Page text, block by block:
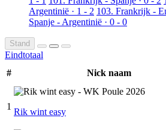
Argentinië · 1 - 2 103. Frankrijk -
Spanje - Argentinië · 0 - 0
Stand
Eindtotaal
#
Nick naam
1
Rik wint easy